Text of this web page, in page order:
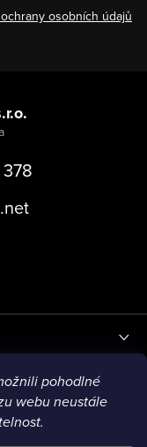
pohodlné
webu neustále
osobních údajů